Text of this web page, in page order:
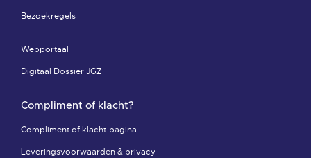
Bezoekregels
Webportaal
Digitaal Dossier JGZ
Compliment of klacht?
Compliment of klacht-pagina
Leveringsvoorwaarden & privacy